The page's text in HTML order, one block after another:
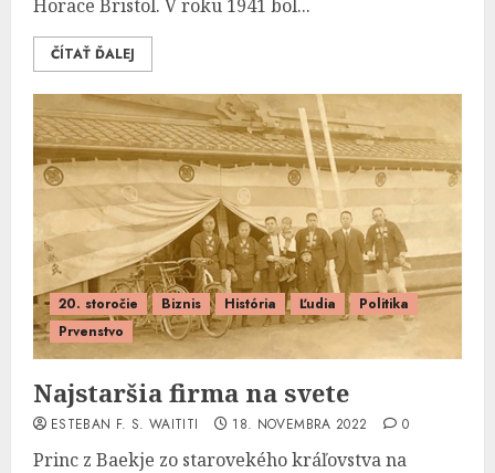
Horace Bristol. V roku 1941 bol...
ČÍTAŤ ĎALEJ
20. storočie Biznis História Ľudia
Politika
Prvenstvo
Najstaršia firma na svete
ESTEBAN F. S. WAITITI 18. NOVEMBRA 2022 0
Princ z Baekje zo starovekého kráľovstva na